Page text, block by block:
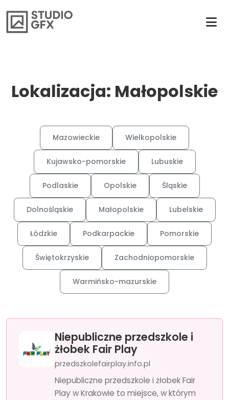
Lokalizacja: Małopolskie
Mazowieckie Wielkopolskie
Kujawsko-pomorskie Lubuskie
Podlaskie Opolskie Śląskie
Dolnośląskie Małopolskie Lubelskie
Łódzkie Podkarpackie Pomorskie
Świętokrzyskie Zachodniopomorskie
Warmińsko-mazurskie
Niepubliczne przedszkole i
żłobek Fair Play
przedszkolefairplay.info.pl
Niepubliczne przedszkole i żłobek Fair
Play w Krakowie to miejsce, w którym